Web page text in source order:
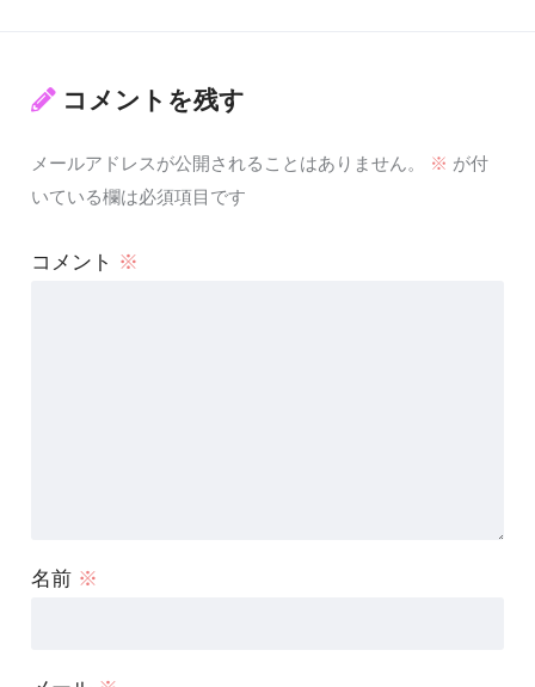
コメントを残す
メールアドレスが公開されることはありません。 ※ が付
いている欄は必須項目です
コメント ※
名前 ※